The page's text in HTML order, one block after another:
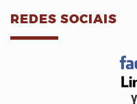
REDES SOCIAIS